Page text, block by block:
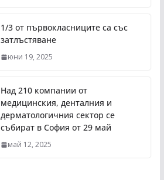
1/3 от първокласниците са със
затлъстяване
юни 19, 2025
Над 210 компании от
медицинския, денталния и
дерматологичния сектор се
събират в София от 29 май
май 12, 2025